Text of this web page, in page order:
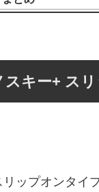
キー+ スリ
ップオンタイ